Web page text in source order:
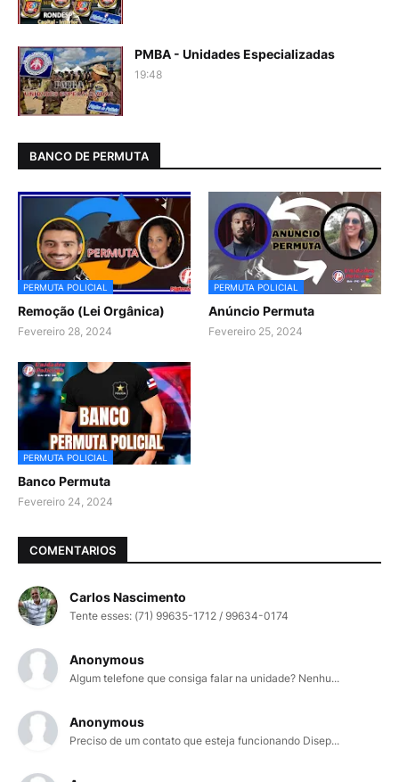
PMBA - Unidades Especializadas
19:48
BANCO DE PERMUTA
PERMUTA POLICIAL
Remoção (Lei Orgânica)
Fevereiro 28, 2024
PERMUTA POLICIAL
Anúncio Permuta
Fevereiro 25, 2024
PERMUTA POLICIAL
Banco Permuta
Fevereiro 24, 2024
COMENTARIOS
Carlos Nascimento
Tente esses: (71) 99635-1712 / 99634-0174
Anonymous
Algum telefone que consiga falar na unidade? Nenhu...
Anonymous
Preciso de um contato que esteja funcionando Disep...